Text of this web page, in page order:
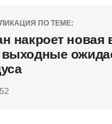
ПО ТЕМЕ:
накроет новая